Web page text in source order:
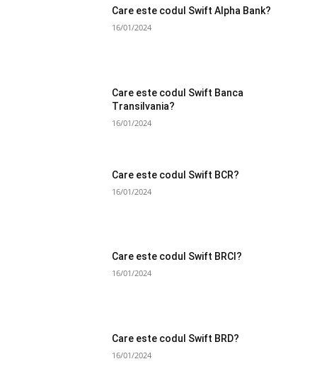
Care este codul Swift Alpha Bank?
16/01/2024
Care este codul Swift Banca
Transilvania?
16/01/2024
Care este codul Swift BCR?
16/01/2024
Care este codul Swift BRCI?
16/01/2024
Care este codul Swift BRD?
16/01/2024